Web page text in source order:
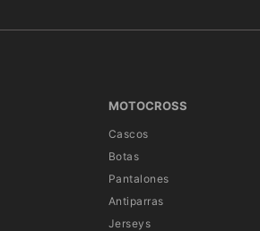
MOTOCROSS
Cascos
Botas
Pantalones
Antiparras
Jerseys